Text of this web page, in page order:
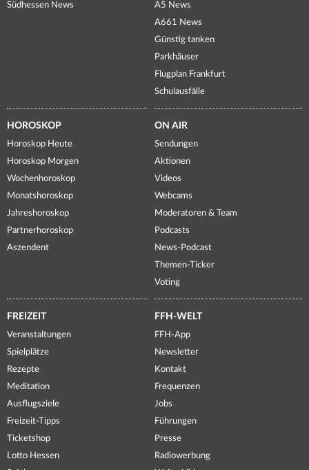
Südhessen News
A5 News
A661 News
Günstig tanken
Parkhäuser
Flugplan Frankfurt
Schulausfälle
HOROSKOP
Horoskop Heute
Horoskop Morgen
Wochenhoroskop
Monatshoroskop
Jahreshoroskop
Partnerhoroskop
Aszendent
ON AIR
Sendungen
Aktionen
Videos
Webcams
Moderatoren & Team
Podcasts
News-Podcast
Themen-Ticker
Voting
FREIZEIT
Veranstaltungen
Spielplätze
Rezepte
Meditation
Ausflugsziele
Freizeit-Tipps
Ticketshop
Lotto Hessen
FFH-WELT
FFH-App
Newsletter
Kontakt
Frequenzen
Jobs
Führungen
Presse
Radiowerbung